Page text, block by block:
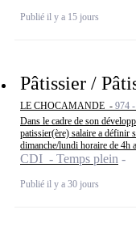
Publié il y a 15 jours
Pâtissier /
LE CHOCAMANDE - 974
Dans le cadre de son
patissier(ère) salaire a définir
dimanche/lundi horaire de 4h
CDI - Temps plein
Publié il y a 30 jours